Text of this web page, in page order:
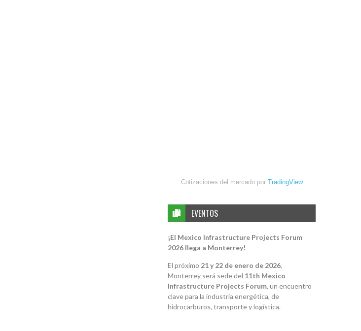
Cotizaciones del mercado por TradingView
EVENTOS
¡El Mexico Infrastructure Projects Forum
2026 llega a Monterrey!
El próximo 21 y 22 de enero de 2026,
Monterrey será sede del 11th Mexico
Infrastructure Projects Forum, un encuentro
clave para la industria energética, de
hidrocarburos, transporte y logística.